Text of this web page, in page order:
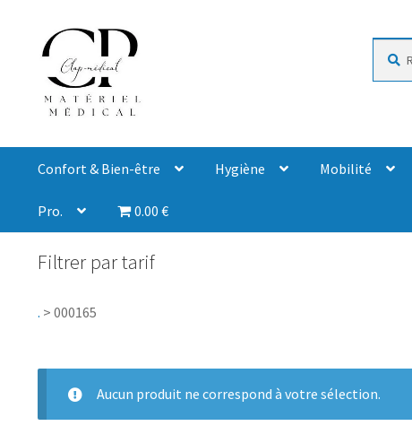
Confort & Bien-être Hygiène Mobilité
Pro. 0.00 €
Filtrer par tarif
. > 000165
Aucun produit ne correspond à votre sélection.